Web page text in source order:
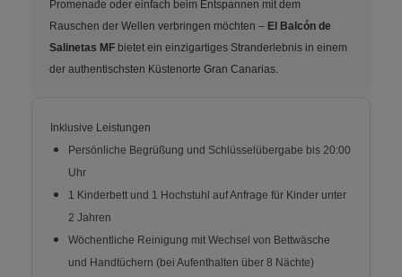
Promenade oder einfach beim Entspannen mit dem
Rauschen der Wellen verbringen möchten – El Balcón de
Salinetas MF bietet ein einzigartiges Stranderlebnis in einem
der authentischsten Küstenorte Gran Canarias.
Inklusive Leistungen
Persönliche Begrüßung und Schlüsselübergabe bis 20:00
Uhr
1 Kinderbett und 1 Hochstuhl auf Anfrage für Kinder unter
2 Jahren
Wöchentliche Reinigung mit Wechsel von Bettwäsche
und Handtüchern (bei Aufenthalten über 8 Nächte)